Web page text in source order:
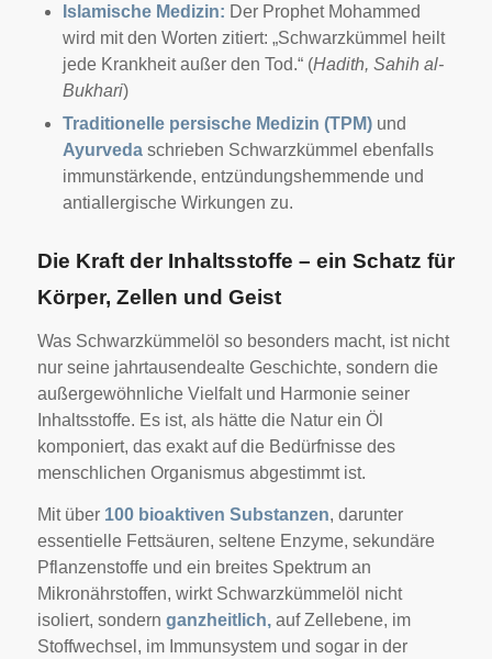
Islamische Medizin: Der Prophet Mohammed
wird mit den Worten zitiert: „Schwarzkümmel heilt
jede Krankheit außer den Tod.“ (Hadith, Sahih al-
Bukhari)
Traditionelle persische Medizin (TPM)und
Ayurvedaschrieben Schwarzkümmel ebenfalls
immunstärkende, entzündungshemmende und
antiallergische Wirkungen zu.
Die Kraft der Inhaltsstoffe – ein Schatz für
Körper, Zellen und Geist
Was Schwarzkümmelöl so besonders macht, ist nicht
nur seine jahrtausendealte Geschichte, sondern die
außergewöhnliche Vielfalt und Harmonie seiner
Inhaltsstoffe. Es ist, als hätte die Natur ein Öl
komponiert, das exakt auf die Bedürfnisse des
menschlichen Organismus abgestimmt ist.
Mit über 100 bioaktiven Substanzen, darunter
essentielle Fettsäuren, seltene Enzyme, sekundäre
Pflanzenstoffe und ein breites Spektrum an
Mikronährstoffen, wirkt Schwarzkümmelöl nicht
isoliert, sondern ganzheitlich, auf Zellebene, im
Stoffwechsel, im Immunsystem und sogar in der